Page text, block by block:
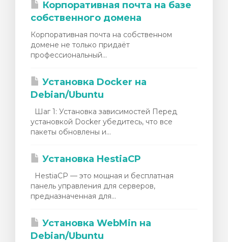
Корпоративная почта на базе
собственного домена
Корпоративная почта на собственном
домене не только придаёт
профессиональный...
Установка Docker на
Debian/Ubuntu
Шаг 1: Установка зависимостей Перед
установкой Docker убедитесь, что все
пакеты обновлены и...
Установка HestiaCP
HestiaCP — это мощная и бесплатная
панель управления для серверов,
предназначенная для...
Установка WebMin на
Debian/Ubuntu